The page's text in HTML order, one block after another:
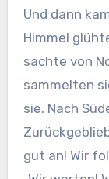
Und dann
Himmel
sachte von
sammelten
sie. Nach
gut an! Wir